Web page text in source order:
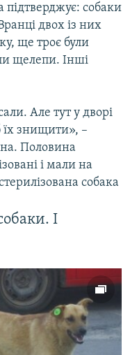
підтверджує: собаки
двох із них
ще троє були
щелепи. Інші
Але тут у дворі
їх знищити», –
Половина
і мали на
собака
І